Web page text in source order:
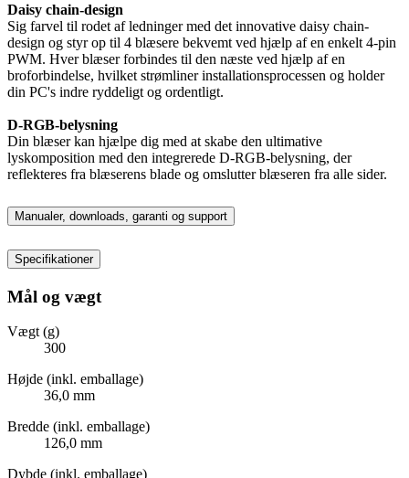
Daisy chain-design
Sig farvel til rodet af ledninger med det innovative daisy chain-
design og styr op til 4 blæsere bekvemt ved hjælp af en enkelt 4-pin
PWM. Hver blæser forbindes til den næste ved hjælp af en
broforbindelse, hvilket strømliner installationsprocessen og holder
din PC's indre ryddeligt og ordentligt.
D-RGB-belysning
Din blæser kan hjælpe dig med at skabe den ultimative
lyskomposition med den integrerede D-RGB-belysning, der
reflekteres fra blæserens blade og omslutter blæseren fra alle sider.
Manualer, downloads, garanti og support
Specifikationer
Mål og vægt
Vægt (g)
300
Højde (inkl. emballage)
36,0 mm
Bredde (inkl. emballage)
126,0 mm
Dybde (inkl. emballage)